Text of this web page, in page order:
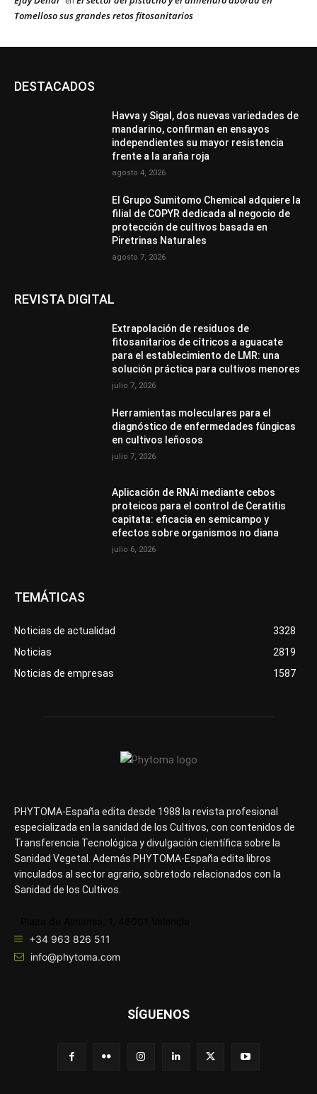
Tomelloso sus grandes retos fitosanitarios
DESTACADOS
Havva y Sigal, dos nuevas variedades de
mandarino, confirman en ensayos
independientes su mayor resistencia
frente a la araña roja
agosto 4, 2026
El Grupo Sumitomo Chemical adquiere la
filial de COPYR dedicada al negocio de
protección de cultivos basada en
Piretrinas Naturales
agosto 7, 2026
REVISTA DIGITAL
Extrapolación de residuos de
fitosanitarios de cítricos a aguacate
para el establecimiento de LMR: una
solución práctica para cultivos menores
julio 7, 2026
Herramientas moleculares para el
diagnóstico de enfermedades fúngicas
en cultivos leñosos
julio 7, 2026
Aplicación de RNAi mediante cebos
proteicos para el control de Ceratitis
capitata: eficacia en semicampo y
efectos sobre organismos no diana
julio 6, 2026
TEMÁTICAS
Noticias de actualidad
3328
Noticias
2819
Noticias de empresas
1587
PHYTOMA-España edita desde 1988 la revista profesional
especializada en la sanidad de los Cultivos, con contenidos de
Transferencia Tecnológica y divulgación científica sobre la
Sanidad Vegetal. Además PHYTOMA-España edita libros
vinculados al sector agrario, sobretodo relacionados con la
Sanidad de los Cultivos.
+34 963 826 511
info@phytoma.com
SÍGUENOS